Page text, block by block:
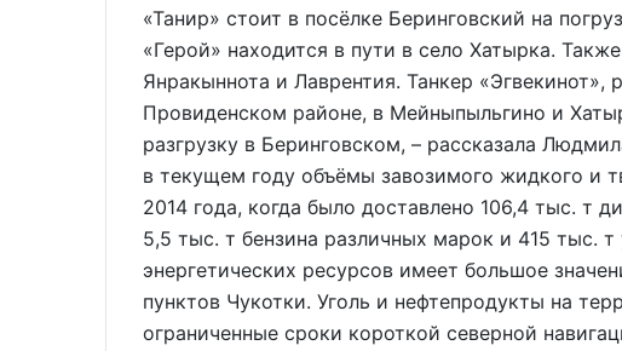
«Танир» стоит в посёлке Беринговский на
«Герой» находится в пути в село Хатырка.
Янракыннота и Лаврентия. Танкер «Эгвекинот»,
Провиденском районе, в Мейныпыльгино и
разгрузку в Беринговском, – рассказала
в текущем году объёмы завозимого жидкого и
2014 года, когда было доставлено 106,4 тыс. т
5,5 тыс. т бензина различных марок и 415 тыс.
энергетических ресурсов имеет большое
пунктов Чукотки. Уголь и нефтепродукты на
ограниченные сроки короткой северной